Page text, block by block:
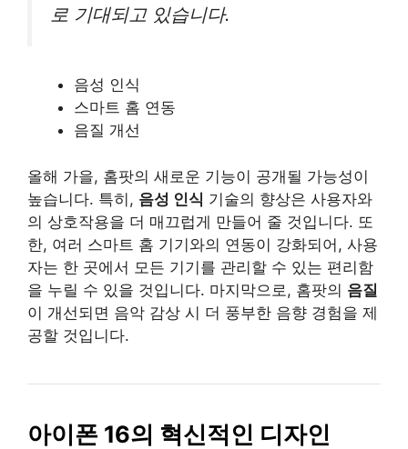
로 기대되고 있습니다.
음성 인식
스마트 홈 연동
음질 개선
올해 가을, 홈팟의 새로운 기능이 공개될 가능성이
높습니다. 특히, 음성 인식 기술의 향상은 사용자와
의 상호작용을 더 매끄럽게 만들어 줄 것입니다. 또
한, 여러 스마트 홈 기기와의 연동이 강화되어, 사용
자는 한 곳에서 모든 기기를 관리할 수 있는 편리함
을 누릴 수 있을 것입니다. 마지막으로, 홈팟의 음질
이 개선되면 음악 감상 시 더 풍부한 음향 경험을 제
공할 것입니다.
아이폰 16의 혁신적인 디자인